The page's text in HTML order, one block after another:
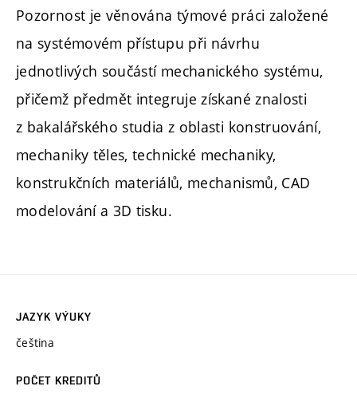
Pozornost je věnována týmové práci založené
na systémovém přístupu při návrhu
jednotlivých součástí mechanického systému,
přičemž předmět integruje získané znalosti
z bakalářského studia z oblasti konstruování,
mechaniky těles, technické mechaniky,
konstrukčních materiálů, mechanismů, CAD
modelování a 3D tisku.
JAZYK VÝUKY
čeština
POČET KREDITŮ